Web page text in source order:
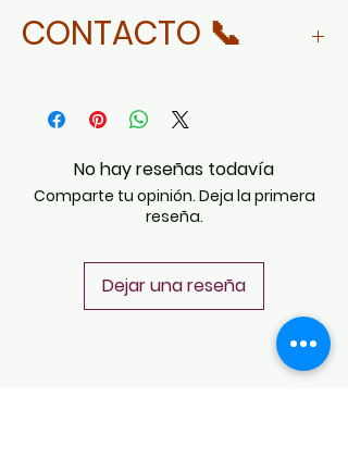
CONTACTO 📞
No hay reseñas todavía
Comparte tu opinión. Deja la primera
reseña.
Dejar una reseña